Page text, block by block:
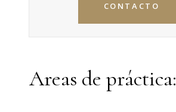
CONTACTO
Areas de práctica: